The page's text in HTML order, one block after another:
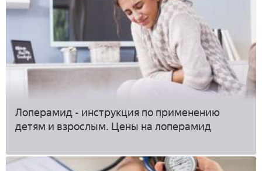
Лоперамид - инструкция по применению
детям и взрослым. Цены на лоперамид